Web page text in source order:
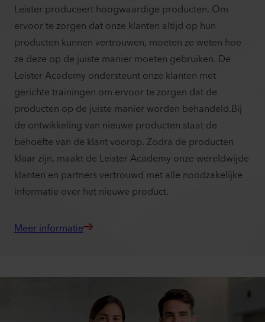
Leister produceert hoogwaardige producten. Om
ervoor te zorgen dat onze klanten altijd op hun
producten kunnen vertrouwen, moeten ze weten hoe
ze deze op de juiste manier moeten gebruiken. De
Leister Academy ondersteunt onze klanten met
gerichte trainingen om ervoor te zorgen dat de
producten op de juiste manier worden behandeld.Bij
de ontwikkeling van nieuwe producten staat de
behoefte van de klant voorop. Zodra de producten
klaar zijn, maakt de Leister Academy onze wereldwijde
klanten en partners vertrouwd met alle noodzakelijke
informatie over het nieuwe product.
Meer informatie